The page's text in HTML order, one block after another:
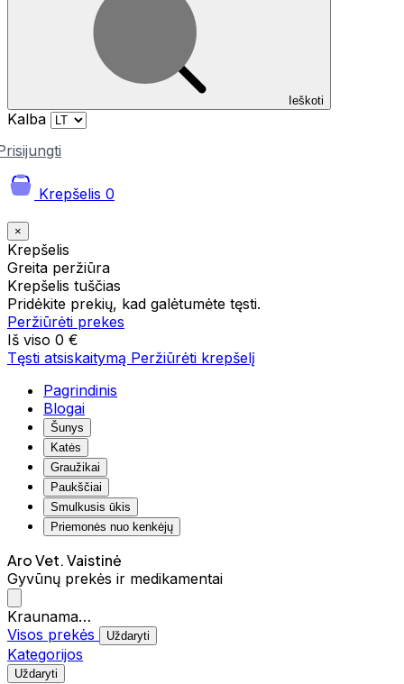
Ieškoti
Kalba
Krepšelis 0
×
Krepšelis
Greita peržiūra
Krepšelis tuščias
Pridėkite prekių, kad galėtumėte tęsti.
Peržiūrėti prekes
Iš viso 0 €
Tęsti atsiskaitymą Peržiūrėti krepšelį
Pagrindinis
Blogai
Šunys
Katės
Graužikai
Paukščiai
Smulkusis ūkis
Priemonės nuo kenkėjų
Aro Vet. Vaistinė
Gyvūnų prekės ir medikamentai
Kraunama…
Visos prekės
Uždaryti
Kategorijos
Uždaryti